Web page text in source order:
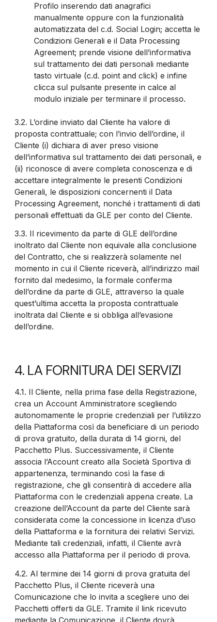
Profilo inserendo dati anagrafici
manualmente oppure con la funzionalità
automatizzata del c.d. Social Login; accetta le
Condizioni Generali e il Data Processing
Agreement; prende visione dell’informativa
sul trattamento dei dati personali mediante
tasto virtuale (c.d. point and click) e infine
clicca sul pulsante presente in calce al
modulo iniziale per terminare il processo.
3.2. L’ordine inviato dal Cliente ha valore di
proposta contrattuale; con l’invio dell’ordine, il
Cliente (i) dichiara di aver preso visione
dell’informativa sul trattamento dei dati personali, e
(ii) riconosce di avere completa conoscenza e di
accettare integralmente le presenti Condizioni
Generali, le disposizioni concernenti il Data
Processing Agreement, nonché i trattamenti di dati
personali effettuati da GLE per conto del Cliente.
3.3. Il ricevimento da parte di GLE dell’ordine
inoltrato dal Cliente non equivale alla conclusione
del Contratto, che si realizzerà solamente nel
momento in cui il Cliente riceverà, all’indirizzo mail
fornito dal medesimo, la formale conferma
dell’ordine da parte di GLE, attraverso la quale
quest’ultima accetta la proposta contrattuale
inoltrata dal Cliente e si obbliga all’evasione
dell’ordine.
4. LA FORNITURA DEI SERVIZI
4.1. Il Cliente, nella prima fase della Registrazione,
crea un Account Amministratore scegliendo
autonomamente le proprie credenziali per l’utilizzo
della Piattaforma così da beneficiare di un periodo
di prova gratuito, della durata di 14 giorni, del
Pacchetto Plus. Successivamente, il Cliente
associa l’Account creato alla Società Sportiva di
appartenenza, terminando così la fase di
registrazione, che gli consentirà di accedere alla
Piattaforma con le credenziali appena create. La
creazione dell’Account da parte del Cliente sarà
considerata come la concessione in licenza d’uso
della Piattaforma e la fornitura dei relativi Servizi.
Mediante tali credenziali, infatti, il Cliente avrà
accesso alla Piattaforma per il periodo di prova.
4.2. Al termine dei 14 giorni di prova gratuita del
Pacchetto Plus, il Cliente riceverà una
Comunicazione che lo invita a scegliere uno dei
Pacchetti offerti da GLE. Tramite il link ricevuto
mediante la Comunicazione, il Cliente dovrà